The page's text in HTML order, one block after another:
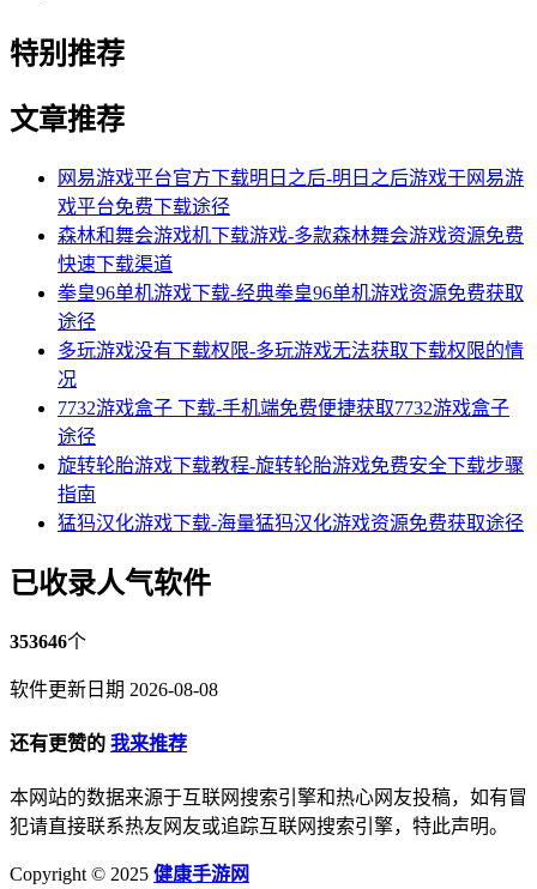
特别推荐
文章推荐
网易游戏平台官方下载明日之后-明日之后游戏于网易游
戏平台免费下载途径
森林和舞会游戏机下载游戏-多款森林舞会游戏资源免费
快速下载渠道
拳皇96单机游戏下载-经典拳皇96单机游戏资源免费获取
途径
多玩游戏没有下载权限-多玩游戏无法获取下载权限的情
况
7732游戏盒子 下载-手机端免费便捷获取7732游戏盒子
途径
旋转轮胎游戏下载教程-旋转轮胎游戏免费安全下载步骤
指南
猛犸汉化游戏下载-海量猛犸汉化游戏资源免费获取途径
已收录人气软件
353646个
软件更新日期 2026-08-08
还有更赞的 我来推荐
本网站的数据来源于互联网搜索引擎和热心网友投稿，如有冒
犯请直接联系热友网友或追踪互联网搜索引擎，特此声明。
Copyright © 2025 健康手游网